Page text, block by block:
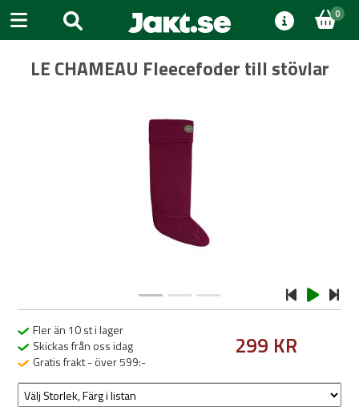
0
LE CHAMEAU Fleecefoder till stövlar
Fler än 10 st i lager
Skickas från oss idag
Gratis frakt - över 599:-
299 KR